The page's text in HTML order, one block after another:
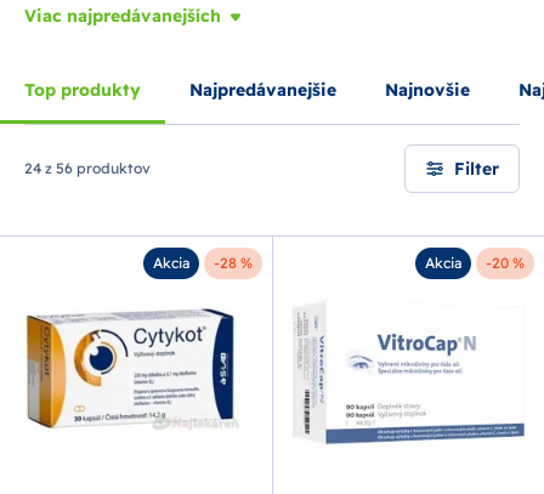
Viac najpredávanejších
Top produkty Najpredávanejšie Najnovšie
24 z 56 produktov Filter
Akcia -28 % Akcia -20 %